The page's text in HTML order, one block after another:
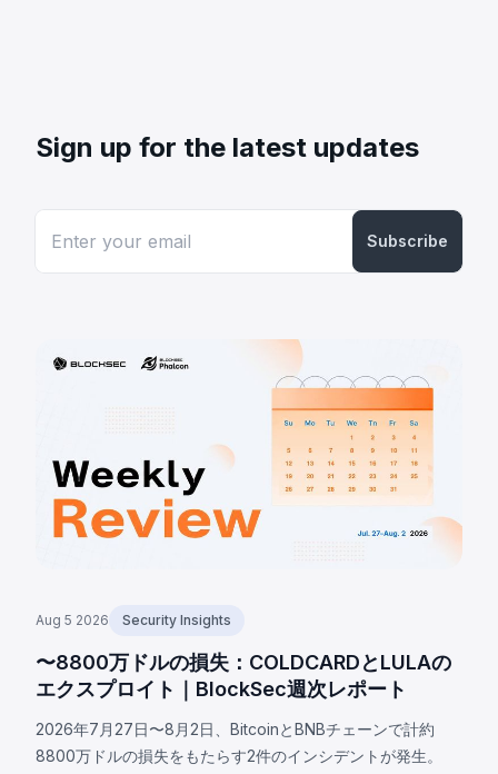
Sign up for the latest updates
Subscribe
Aug 5 2026 Security Insights
〜8800万ドルの損失：COLDCARDとLULAの
エクスプロイト｜BlockSec週次レポート
2026年7月27日〜8月2日、BitcoinとBNBチェーンで計約
8800万ドルの損失をもたらす2件のインシデントが発生。